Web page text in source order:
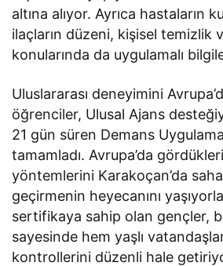
altına alıyor. Ayrıca hastaların
ilaçların düzeni, kişisel temizlik
konularında da uygulamalı
Uluslararası deneyimini
öğrenciler, Ulusal Ajans
21 gün süren Demans
tamamladı. Avrupa’da
yöntemlerini Karakoçan’da
geçirmenin heyecanını
sertifikaya sahip olan gençler,
sayesinde hem yaşlı
kontrollerini düzenli hale